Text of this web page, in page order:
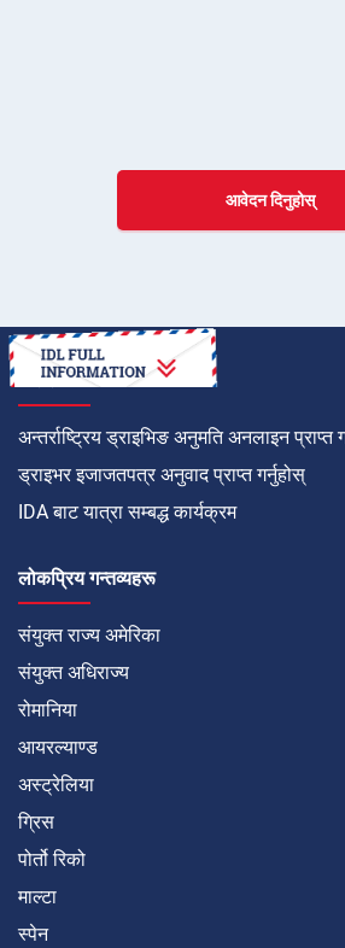
आवेदन दिनुहोस्
कसरी गर्ने
अन्तर्राष्ट्रिय ड्राइभिङ अनुमति अनलाइन प्राप्त
ड्राइभर इजाजतपत्र अनुवाद प्राप्त गर्नुहोस्
IDA बाट यात्रा सम्बद्ध कार्यक्रम
लोकप्रिय गन्तव्यहरू
संयुक्त राज्य अमेरिका
संयुक्त अधिराज्य
रोमानिया
आयरल्याण्ड
अस्ट्रेलिया
ग्रिस
पोर्तो रिको
माल्टा
स्पेन